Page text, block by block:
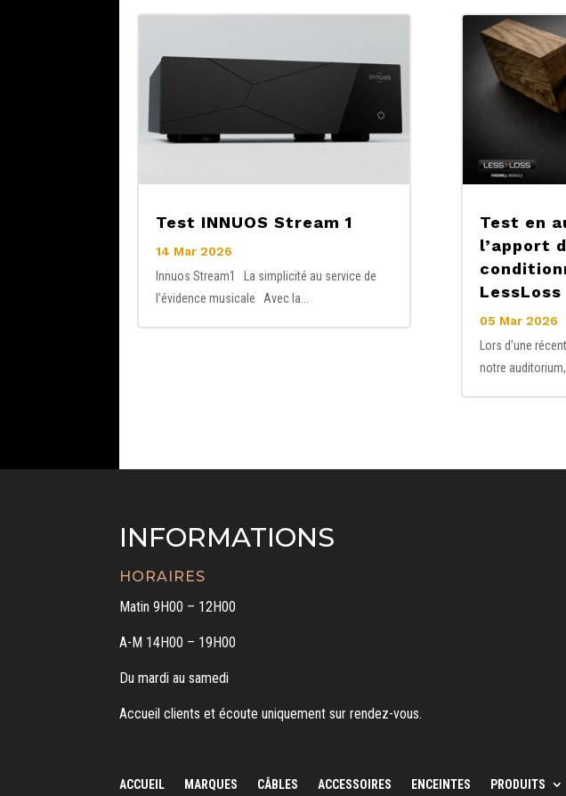
Test INNUOS Stream 1
14 Mar 2026
Innuos Stream1 La simplicité au service de
l’évidence musicale Avec la...
Test en
l’apport
LessLoss
05 Mar 2026
Lors d’une
notre
INFORMATIONS
HORAIRES
Matin 9H00 – 12H00
A-M 14H00 – 19H00
Du mardi au samedi
Accueil clients et écoute uniquement sur rendez-vous.
ACCUEIL MARQUES CÂBLES ACCESSOIRES ENCEINTES PRODUITS